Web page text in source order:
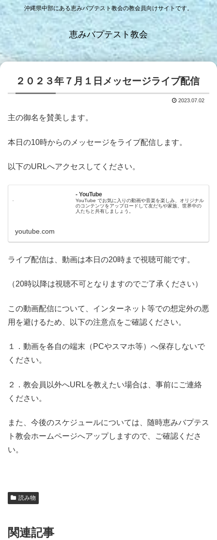
沖縄県中部にある恵みバプテスト教会の教会員向けサイトです。
恵みバプテスト教会
２０２３年７月１日メッセージライブ配信
2023.07.02
主の御名を賛美します。
本日の10時からのメッセージをライブ配信します。
以下のURLへアクセスしてください。
- YouTube
YouTube でお気に入りの動画や音楽を楽しみ、オリジナル
のコンテンツをアップロードして友だちや家族、世界中の
人たちと共有しましょう。
youtube.com
ライブ配信は、動画は本日の20時まで視聴可能です。
（20時以降は視聴不可となりますのでご了承ください）
この動画配信について、インターネット等での想定外の悪
用を避けるため、以下の注意点をご確認ください。
１．動画を各自の端末（PCやスマホ等）へ保存しないで
ください。
２．教会員以外へURLを教えたい場合は、事前にご連絡
ください。
また、今後のスケジュールについては、随時恵みバプテス
ト教会ホームページへアップしますので、ご確認くださ
い。
読み物
関連記事